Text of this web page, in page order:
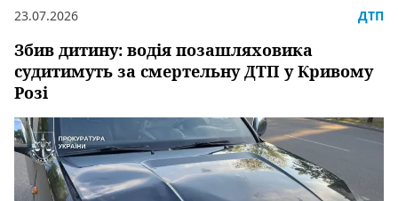
Збив дитину: водія позашляховика
судитимуть за смертельну ДТП у Кривому
Розі
23.07.2026 ДТП